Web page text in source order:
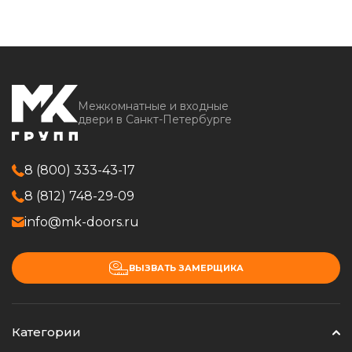
Межкомнатные и входные
двери в Санкт-Петербурге
8 (800) 333-43-17
8 (812) 748-29-09
info@mk-doors.ru
ВЫЗВАТЬ ЗАМЕРЩИКА
Категории